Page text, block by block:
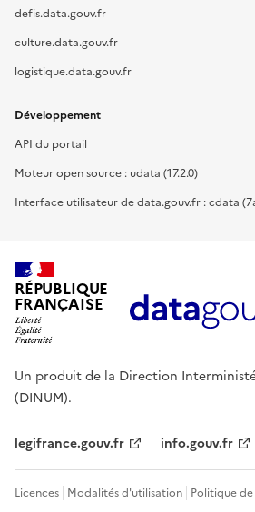
defis.data.gouv.fr
culture.data.gouv.fr
logistique.data.gouv.fr
Développement
API du portail
Moteur open source : udata (17.2.0)
Interface utilisateur de data.gouv.fr : cdata
RÉPUBLIQUE
FRANÇAISE
Un produit de la Direction
(DINUM).
legifrance.gouv.fr info.gouv.fr
Licences Modalités d'utilisation Politique